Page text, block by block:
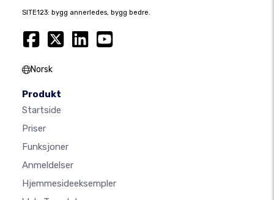
SITE123: bygg annerledes, bygg bedre.
Norsk
Produkt
Startside
Priser
Funksjoner
Anmeldelser
Hjemmesideeksempler